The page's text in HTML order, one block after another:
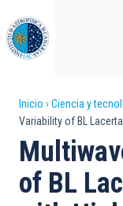
al
contenido
principal
enlaces
de
ayuda
Inicio Ciencia y
Variability of BL
of BL